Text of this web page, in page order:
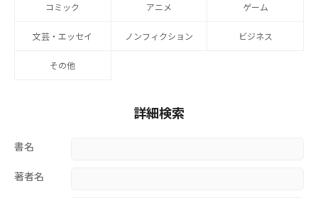
コミック アニメ ゲーム
文芸・エッセイ ノンフィクション ビジネス
その他
詳細検索
書名
著者名